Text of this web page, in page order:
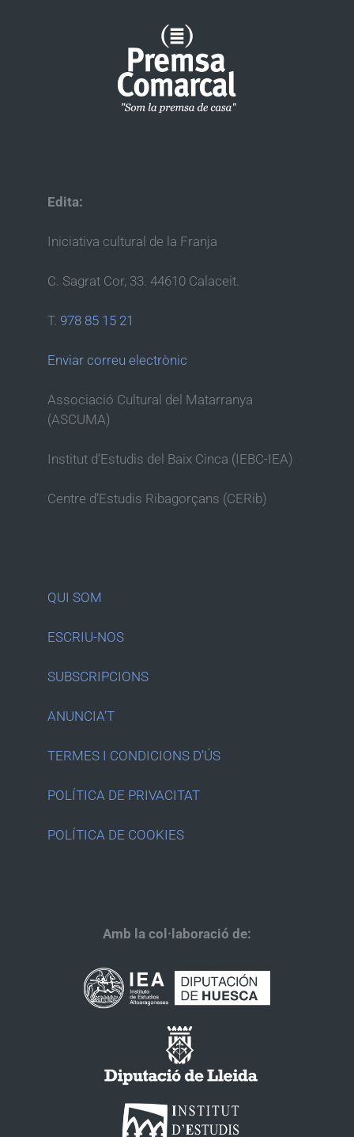
Edita:
Iniciativa cultural de la Franja
C. Sagrat Cor, 33. 44610 Calaceit.
T. 978 85 15 21
Enviar correu electrònic
Associació Cultural del Matarranya
(ASCUMA)
Institut d’Estudis del Baix Cinca (IEBC-IEA)
Centre d’Estudis Ribagorçans (CERib)
QUI SOM
ESCRIU-NOS
SUBSCRIPCIONS
ANUNCIA’T
TERMES I CONDICIONS D’ÚS
POLÍTICA DE PRIVACITAT
POLÍTICA DE COOKIES
Amb la col·laboració de: